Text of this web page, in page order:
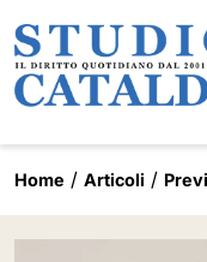
Home Articoli